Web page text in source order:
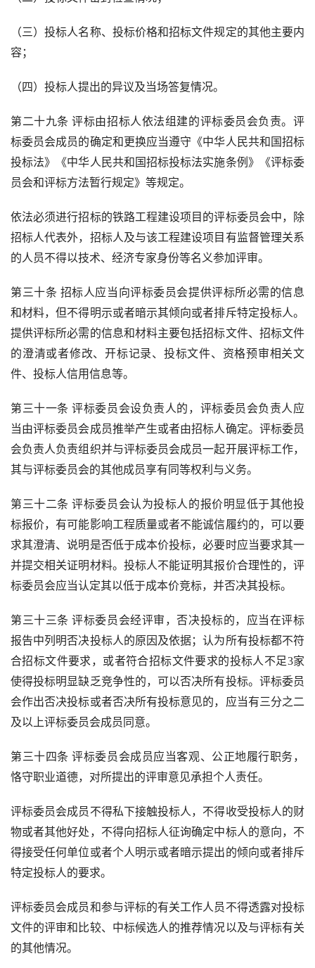
（三）投标人名称、投标价格和招标文件规定的其他主要内
容；
（四）投标人提出的异议及当场答复情况。
第二十九条 评标由招标人依法组建的评标委员会负责。评
标委员会成员的确定和更换应当遵守《中华人民共和国招标
投标法》《中华人民共和国招标投标法实施条例》《评标委
员会和评标方法暂行规定》等规定。
依法必须进行招标的铁路工程建设项目的评标委员会中，除
招标人代表外，招标人及与该工程建设项目有监督管理关系
的人员不得以技术、经济专家身份等名义参加评审。
第三十条 招标人应当向评标委员会提供评标所必需的信息
和材料，但不得明示或者暗示其倾向或者排斥特定投标人。
提供评标所必需的信息和材料主要包括招标文件、招标文件
的澄清或者修改、开标记录、投标文件、资格预审相关文
件、投标人信用信息等。
第三十一条 评标委员会设负责人的，评标委员会负责人应
当由评标委员会成员推举产生或者由招标人确定。评标委员
会负责人负责组织并与评标委员会成员一起开展评标工作，
其与评标委员会的其他成员享有同等权利与义务。
第三十二条 评标委员会认为投标人的报价明显低于其他投
标报价，有可能影响工程质量或者不能诚信履约的，可以要
求其澄清、说明是否低于成本价投标，必要时应当要求其一
并提交相关证明材料。投标人不能证明其报价合理性的，评
标委员会应当认定其以低于成本价竞标，并否决其投标。
第三十三条 评标委员会经评审，否决投标的，应当在评标
报告中列明否决投标人的原因及依据；认为所有投标都不符
合招标文件要求，或者符合招标文件要求的投标人不足3家
使得投标明显缺乏竞争性的，可以否决所有投标。评标委员
会作出否决投标或者否决所有投标意见的，应当有三分之二
及以上评标委员会成员同意。
第三十四条 评标委员会成员应当客观、公正地履行职务，
恪守职业道德，对所提出的评审意见承担个人责任。
评标委员会成员不得私下接触投标人，不得收受投标人的财
物或者其他好处，不得向招标人征询确定中标人的意向，不
得接受任何单位或者个人明示或者暗示提出的倾向或者排斥
特定投标人的要求。
评标委员会成员和参与评标的有关工作人员不得透露对投标
文件的评审和比较、中标候选人的推荐情况以及与评标有关
的其他情况。